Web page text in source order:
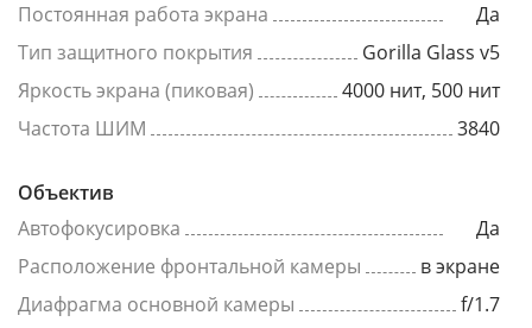
Постоянная работа экрана
Да
Тип защитного покрытия
Gorilla Glass v5
Яркость экрана (пиковая)
4000 нит, 500 нит
Частота ШИМ
3840
Объектив
Автофокусировка
Да
Расположение фронтальной камеры
в экране
Диафрагма основной камеры
f/1.7